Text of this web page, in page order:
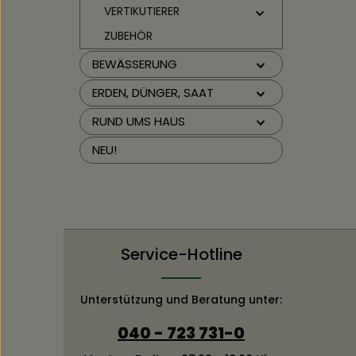
VERTIKUTIERER
ZUBEHÖR
BEWÄSSERUNG
ERDEN, DÜNGER, SAAT
RUND UMS HAUS
NEU!
von
und
Service-Hotline
Unterstützung und Beratung unter:
040 - 723 731-0